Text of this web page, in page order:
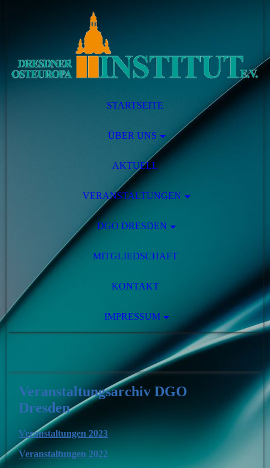
STARTSEITE
ÜBER UNS
AKTUELL
VERANSTALTUNGEN
DGO DRESDEN
MITGLIEDSCHAFT
KONTAKT
IMPRESSUM
Veranstaltungsarchiv DGO
Dresden
Veranstaltungen 2023
Veranstaltungen 2022